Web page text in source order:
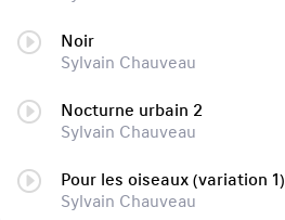
Noir
Sylvain Chauveau
Nocturne urbain 2
Sylvain Chauveau
Pour les oiseaux (variation 1)
Sylvain Chauveau